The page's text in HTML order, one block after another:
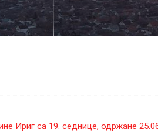
Ириг са 19. седнице, одржане